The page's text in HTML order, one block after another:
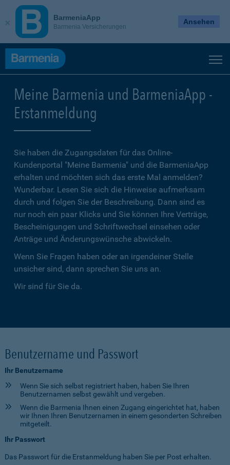
Meine Barmenia und BarmeniaApp -
Erstanmeldung
Sie haben die Zugangsdaten für das Online-
Kundenportal "Meine Barmenia" und die BarmeniaApp
erhalten und möchten sich das erste Mal anmelden?
Wunderbar. Lesen Sie sich die Hinweise aufmerksam
durch und folgen Sie der Beschreibung. Dann sind es
nur noch ein paar Klicks und Sie können Ihre Verträge,
Bescheinigungen und Schriftwechsel einsehen oder
Anträge und Änderungswünsche abwickeln.
Wenn Sie Fragen haben oder an irgendeiner Stelle
unsicher sind, dann sprechen Sie uns an.
Wir sind für Sie da.
Benutzername und Passwort
Ihr Benutzername
Wenn Sie sich selbst registriert haben, haben Sie Ihren
Benutzernamen selbst gewählt und vergeben.
Wenn die Barmenia Ihnen einen Zugang eingerichtet hat, haben
wir Ihnen Ihren Benutzernamen in einem gesonderten Schreiben
mitgeteilt.
Ihr Passwort
Das Passwort für die Erstanmeldung haben Sie per Post erhalten.
BarmeniaApp
Barmenia Versicherungen
Ansehen